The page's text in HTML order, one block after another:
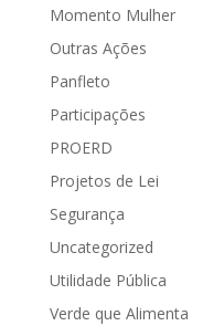
Momento Mulher
Outras Ações
Panfleto
Participações
PROERD
Projetos de Lei
Segurança
Uncategorized
Utilidade Pública
Verde que Alimenta